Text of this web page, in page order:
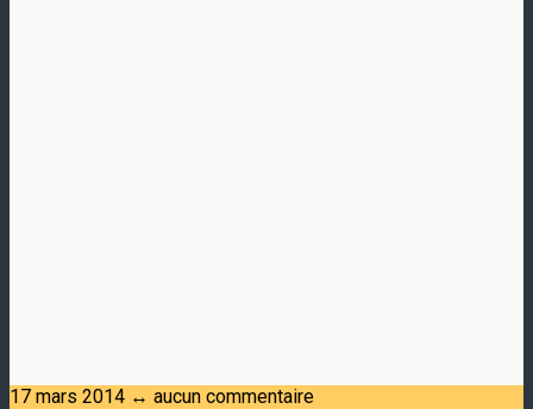
17 mars 2014 ↔ aucun commentaire